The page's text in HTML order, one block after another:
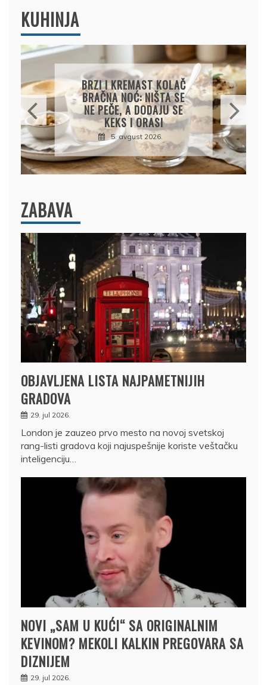
KUHINJA
KREMASTA TJESTENINA
SA FETA SIROM I PEČENIM
PARADAJZOM
5. avgust 2026.
ZABAVA
OBJAVLJENA LISTA NAJPAMETNIJIH
GRADOVA
29. jul 2026.
London je zauzeo prvo mesto na novoj svetskoj
rang-listi gradova koji najuspešnije koriste veštačku
inteligenciju…
NOVI „SAM U KUĆI“ SA ORIGINALNIM
KEVINOM? MEKOLI KALKIN PREGOVARA SA
DIZNIJEM
29. jul 2026.